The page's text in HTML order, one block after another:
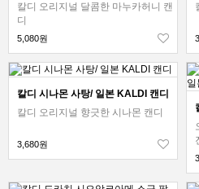
칼디 오리지널 달콤한 마누카허니 캔
디
5,080원
칼디 시나몬 사탕/ 일본 KALDI 캔디
칼디 오리지널 향긋한 시나몬 캔디
3,680원